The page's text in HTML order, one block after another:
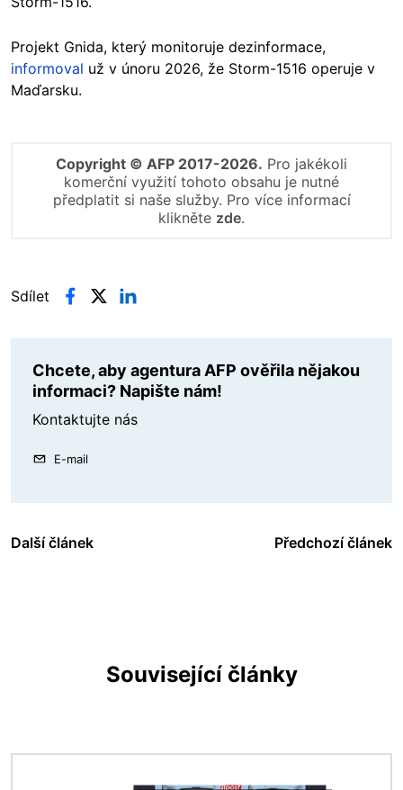
Projekt Gnida, který monitoruje dezinformace,
informoval už v únoru 2026, že Storm-1516 operuje v
Maďarsku.
Copyright © AFP 2017-2026. Pro jakékoli
komerční využití tohoto obsahu je nutné
předplatit si naše služby. Pro více informací
klikněte zde.
Sdílet
Chcete, aby agentura AFP ověřila nějakou
informaci? Napište nám!
Kontaktujte nás
E-mail
Další článek Předchozí článek
Související články